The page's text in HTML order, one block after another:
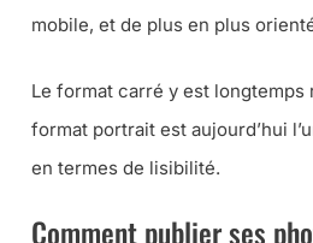
mobile, et de plus en plus
Le format carré y est longtemps
format portrait est aujourd’hui
en termes de lisibilité.
Comment publier ses